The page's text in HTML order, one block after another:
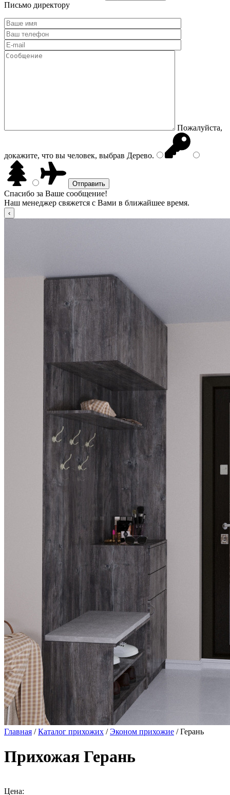
Письмо директору
Пожалуйста,
докажите, что вы человек, выбрав Дерево.
Спасибо за Ваше сообщение!
Наш менеджер свяжется с Вами в ближайшее время.
Главная /Каталог прихожих /Эконом прихожие / Герань
Прихожая Герань
Цена: